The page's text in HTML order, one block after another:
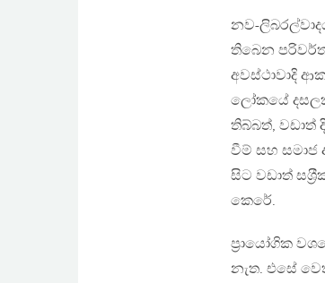
නව-
තිබෙන
අවස්ථාවාදි
ලෝකයේ
තිබ්බත්, වඩාත්
වීම් සහ
සිට වඩාත්
කෙරේ.
ප‍්‍රායෝගික
නැත. එසේ